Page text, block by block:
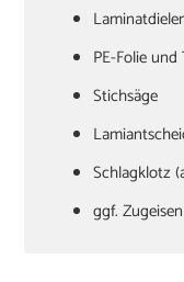
PE-Folie
Stichsäge
Schlagklotz
ggf.